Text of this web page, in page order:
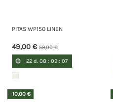
PITAS WP150 LINEN
49,00 €59,00 €
22 d. 08 :09 :07
-10,00 €